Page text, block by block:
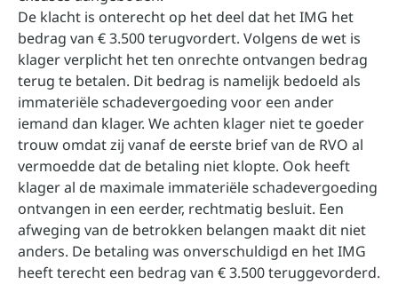
De klacht is onterecht op het deel dat het IMG het
bedrag van € 3.500 terugvordert. Volgens de wet is
klager verplicht het ten onrechte ontvangen bedrag
terug te betalen. Dit bedrag is namelijk bedoeld als
immateriële schadevergoeding voor een ander
iemand dan klager. We achten klager niet te goeder
trouw omdat zij vanaf de eerste brief van de RVO al
vermoedde dat de betaling niet klopte. Ook heeft
klager al de maximale immateriële schadevergoeding
ontvangen in een eerder, rechtmatig besluit. Een
afweging van de betrokken belangen maakt dit niet
anders. De betaling was onverschuldigd en het IMG
heeft terecht een bedrag van € 3.500 teruggevorderd.